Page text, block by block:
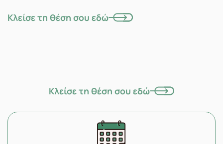
Κλείσε τη θέση σου εδώ
Κλείσε τη θέση σου εδώ